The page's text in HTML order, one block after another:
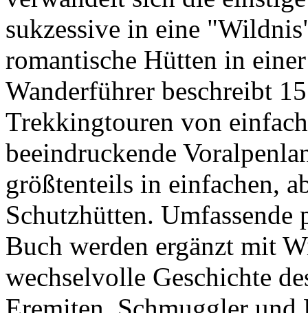
sukzessive in eine
romantische Hütten in
Wanderführer beschreibt
Trekkingtouren von
beeindruckende
größtenteils in einfachen,
Schutzhütten.
Buch werden ergänzt mit
wechselvolle Geschichte